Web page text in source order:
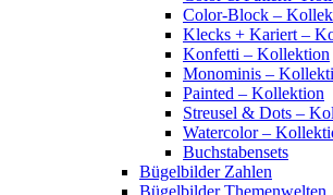
Color-Block –
Klecks + Kariert –
Konfetti – Kollektion
Monominis –
Painted – Kollektion
Streusel & Dots –
Watercolor –
Buchstabensets
Bügelbilder Zahlen
Bügelbilder Themenwelten